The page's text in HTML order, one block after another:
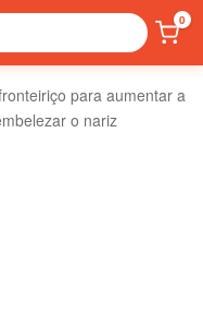
para aumentar a
o nariz
0